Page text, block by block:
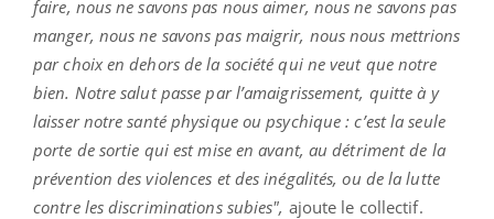
faire, nous ne savons pas nous aimer, nous ne savons pas
manger, nous ne savons pas maigrir, nous nous mettrions
par choix en dehors de la société qui ne veut que notre
bien. Notre salut passe par l’amaigrissement, quitte à y
laisser notre santé physique ou psychique : c’est la seule
porte de sortie qui est mise en avant, au détriment de la
prévention des violences et des inégalités, ou de la lutte
contre les discriminations subies", ajoute le collectif.